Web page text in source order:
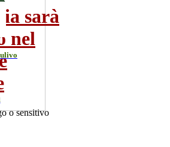
sarà
nel
o sensitivo